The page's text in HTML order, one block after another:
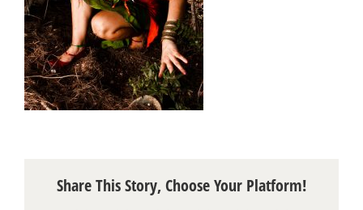
Share This Story, Choose Your Platform!